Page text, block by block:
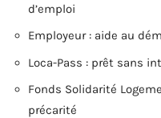
d’emploi
Employeur : aide au
Loca-Pass : prêt sans
Fonds Solidarité
précarité